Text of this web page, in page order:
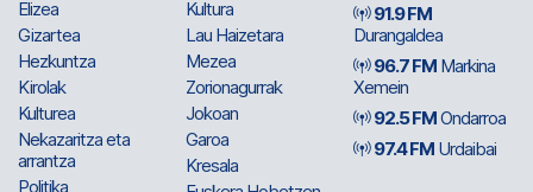
Elizea
Gizartea
Hezkuntza
Kirolak
Kulturea
Nekazaritza eta
arrantza
Politika
Kultura
Lau Haizetara
Mezea
Zorionagurrak
Jokoan
Garoa
Kresala
91.9 FM
Durangaldea
96.7 FM Markina
Xemein
92.5 FMOndarroa
97.4 FM Urdaibai